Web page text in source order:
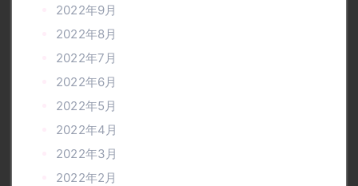
2022年9月
2022年8月
2022年7月
2022年6月
2022年5月
2022年4月
2022年3月
2022年2月